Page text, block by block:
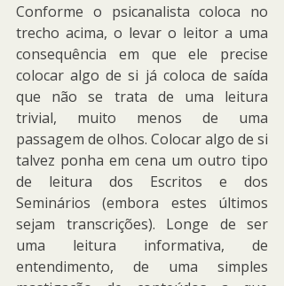
Conforme o psicanalista coloca no
trecho acima, o levar o leitor a uma
consequência em que ele precise
colocar algo de si já coloca de saída
que não se trata de uma leitura
trivial, muito menos de uma
passagem de olhos. Colocar algo de si
talvez ponha em cena um outro tipo
de leitura dos Escritos e dos
Seminários (embora estes últimos
sejam transcrições). Longe de ser
uma leitura informativa, de
entendimento, de uma simples